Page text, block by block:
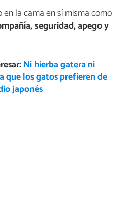
la cama en sí misma como
seguridad, apego y
Ni hierba gatera ni
que los gatos prefieren de
japonés